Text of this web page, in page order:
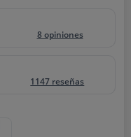
8 opiniones
1147 reseñas